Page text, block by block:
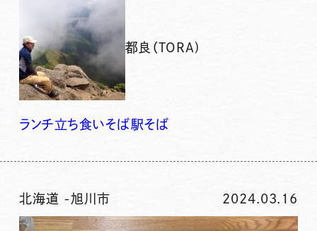
都良（TORA)
ランチ立ち食いそば駅そば
北海道 -旭川市 2024.03.16